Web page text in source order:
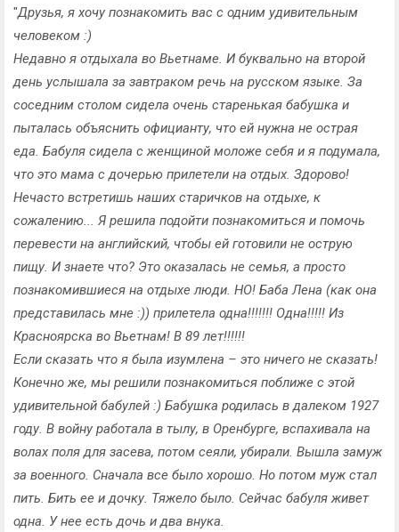
"Друзья, я хочу познакомить вас с одним удивительным
человеком :)
Недавно я отдыхала во Вьетнаме. И буквально на второй
день услышала за завтраком речь на русском языке. За
соседним столом сидела очень старенькая бабушка и
пыталась объяснить официанту, что ей нужна не острая
еда. Бабуля сидела с женщиной моложе себя и я подумала,
что это мама с дочерью прилетели на отдых. Здорово!
Нечасто встретишь наших старичков на отдыхе, к
сожалению... Я решила подойти познакомиться и помочь
перевести на английский, чтобы ей готовили не острую
пищу. И знаете что? Это оказалась не семья, а просто
познакомившиеся на отдыхе люди. НО! Баба Лена (как она
представилась мне :)) прилетела одна!!!!!!! Одна!!!!! Из
Красноярска во Вьетнам! В 89 лет!!!!!!
Если сказать что я была изумлена – это ничего не сказать!
Конечно же, мы решили познакомиться поближе с этой
удивительной бабулей :) Бабушка родилась в далеком 1927
году. В войну работала в тылу, в Оренбурге, вспахивала на
волах поля для засева, потом сеяли, убирали. Вышла замуж
за военного. Сначала все было хорошо. Но потом муж стал
пить. Бить ее и дочку. Тяжело было. Сейчас бабуля живет
одна. У нее есть дочь и два внука.